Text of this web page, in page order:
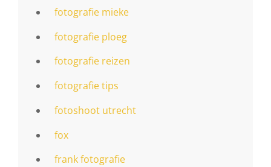
fotografie mieke
fotografie ploeg
fotografie reizen
fotografie tips
fotoshoot utrecht
fox
frank fotografie